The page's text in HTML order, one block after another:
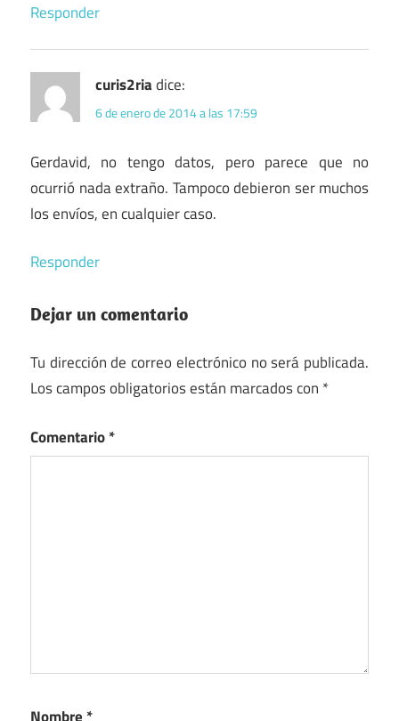
Responder
curis2riadice:
6 de enero de 2014 a las 17:59
Gerdavid, no tengo datos, pero parece que no
ocurrió nada extraño. Tampoco debieron ser muchos
los envíos, en cualquier caso.
Responder
Dejar un comentario
Tu dirección de correo electrónico no será publicada.
Los campos obligatorios están marcados con *
Comentario*